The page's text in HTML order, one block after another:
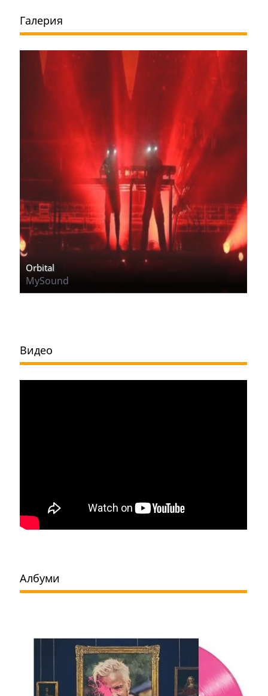
Галерия
Orbital
MySound
Видео
Албуми